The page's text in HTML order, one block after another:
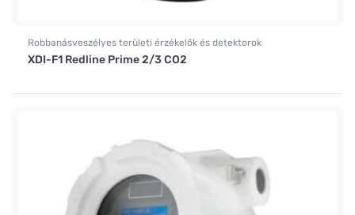
Robbanásveszélyes területi érzékelők és detektorok
XDI-F1 Redline Prime 2/3 CO2